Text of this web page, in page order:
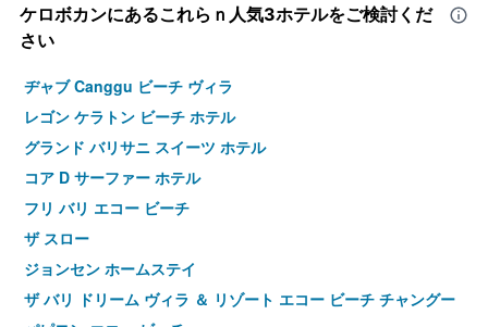
ケロボカン​にあるこれらｎ人気3ホテルをご検討くだ
さい
ヂャブ Canggu ビーチ ヴィラ
レゴン ケラトン ビーチ ホテル
グランド バリサニ スイーツ ホテル
コア D サーファー ホテル
フリ バリ エコー ビーチ
ザ スロー
ジョンセン ホームステイ
ザ バリ ドリーム ヴィラ ＆ リゾート エコー ビーチ チャングー